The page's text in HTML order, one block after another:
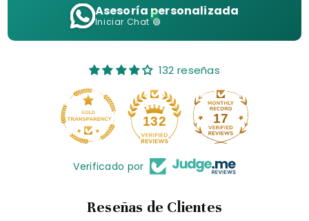
Asesoría personalizada
Iniciar Chat 🟢
132 reseñas
132 17
Verificado por
Reseñas de Clientes